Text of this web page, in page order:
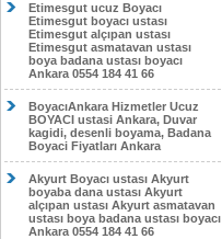
Etimesgut ucuz Boyacı
Etimesgut boyacı ustası
Etimesgut alçıpan ustası
Etimesgut asmatavan ustası
boya badana ustası boyacı
Ankara 0554 184 41 66
BoyacıAnkara Hizmetler Ucuz
BOYACI ustasi Ankara, Duvar
kagidi, desenli boyama, Badana
Boyaci Fiyatları Ankara
Akyurt Boyacı ustası Akyurt
boyaba dana ustası Akyurt
alçıpan ustası Akyurt asmatavan
ustası boya badana ustası boyacı
Ankara 0554 184 41 66